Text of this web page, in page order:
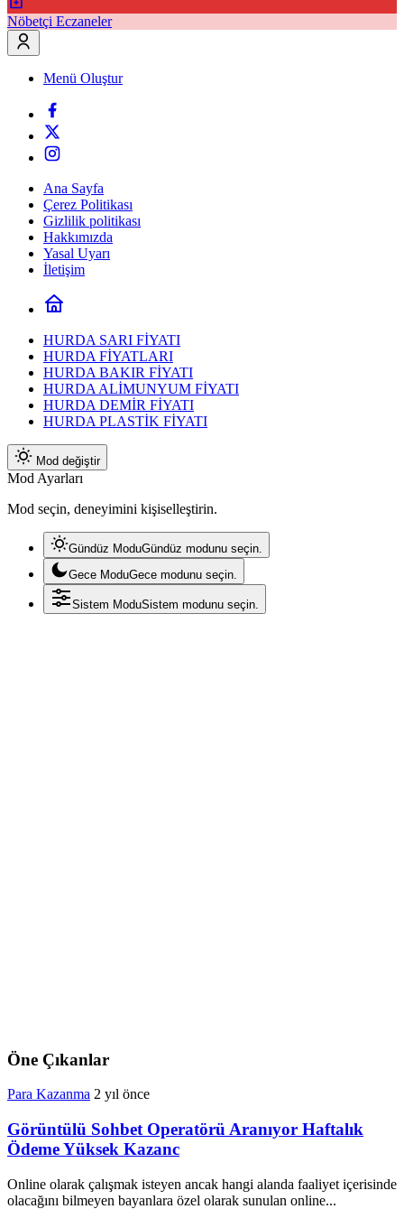
Nöbetçi Eczaneler
Menü Oluştur
Ana Sayfa
Çerez Politikası
Gizlilik politikası
Hakkımızda
Yasal Uyarı
İletişim
HURDA SARI FİYATI
HURDA FİYATLARI
HURDA BAKIR FİYATI
HURDA ALİMUNYUM FİYATI
HURDA DEMİR FİYATI
HURDA PLASTİK FİYATI
Mod değiştir
Mod Ayarları
Mod seçin, deneyimini kişiselleştirin.
Gündüz ModuGündüz modunu seçin.
Gece ModuGece modunu seçin.
Sistem ModuSistem modunu seçin.
Öne Çıkanlar
Para Kazanma 2 yıl önce
Görüntülü Sohbet Operatörü Aranıyor Haftalık
Ödeme Yüksek Kazanc
Online olarak çalışmak isteyen ancak hangi alanda faaliyet içerisinde
olacağını bilmeyen bayanlara özel olarak sunulan online...